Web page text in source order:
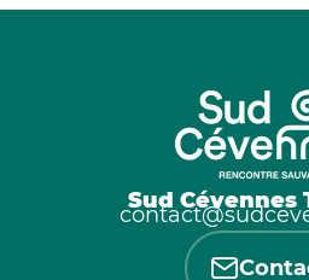
Sud Cévennes